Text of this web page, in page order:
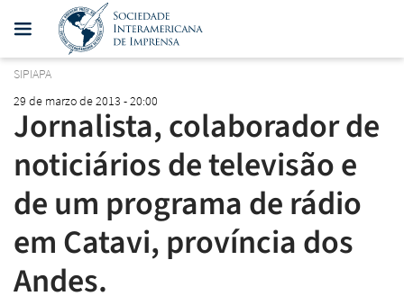
SIPIAPA
29 de marzo de 2013 - 20:00
Jornalista, colaborador de
noticiários de televisão e
de um programa de rádio
em Catavi, província dos
Andes.